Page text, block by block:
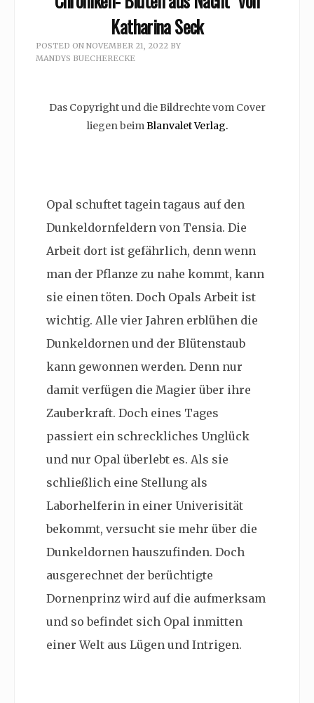
Katharina Seck
POSTED ON NOVEMBER 21, 2022 BY
MANDYS BUECHERECKE
Das Copyright und die Bildrechte vom Cover
liegen beimBlanvalet Verlag.
Opal schuftet tagein tagaus auf den
Dunkeldornfeldern von Tensia. Die
Arbeit dort ist gefährlich, denn wenn
man der Pflanze zu nahe kommt, kann
sie einen töten. Doch Opals Arbeit ist
wichtig. Alle vier Jahren erblühen die
Dunkeldornen und der Blütenstaub
kann gewonnen werden. Denn nur
damit verfügen die Magier über ihre
Zauberkraft. Doch eines Tages
passiert ein schreckliches Unglück
und nur Opal überlebt es. Als sie
schließlich eine Stellung als
Laborhelferin in einer Univerisität
bekommt, versucht sie mehr über die
Dunkeldornen hauszufinden. Doch
ausgerechnet der berüchtigte
Dornenprinz wird auf die aufmerksam
und so befindet sich Opal inmitten
einer Welt aus Lügen und Intrigen.